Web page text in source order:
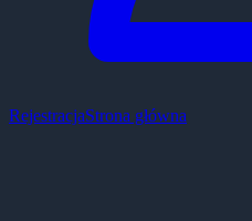
RejestracjaStrona główna